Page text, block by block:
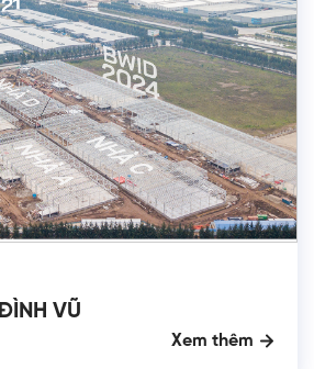
VŨ
Xem thêm